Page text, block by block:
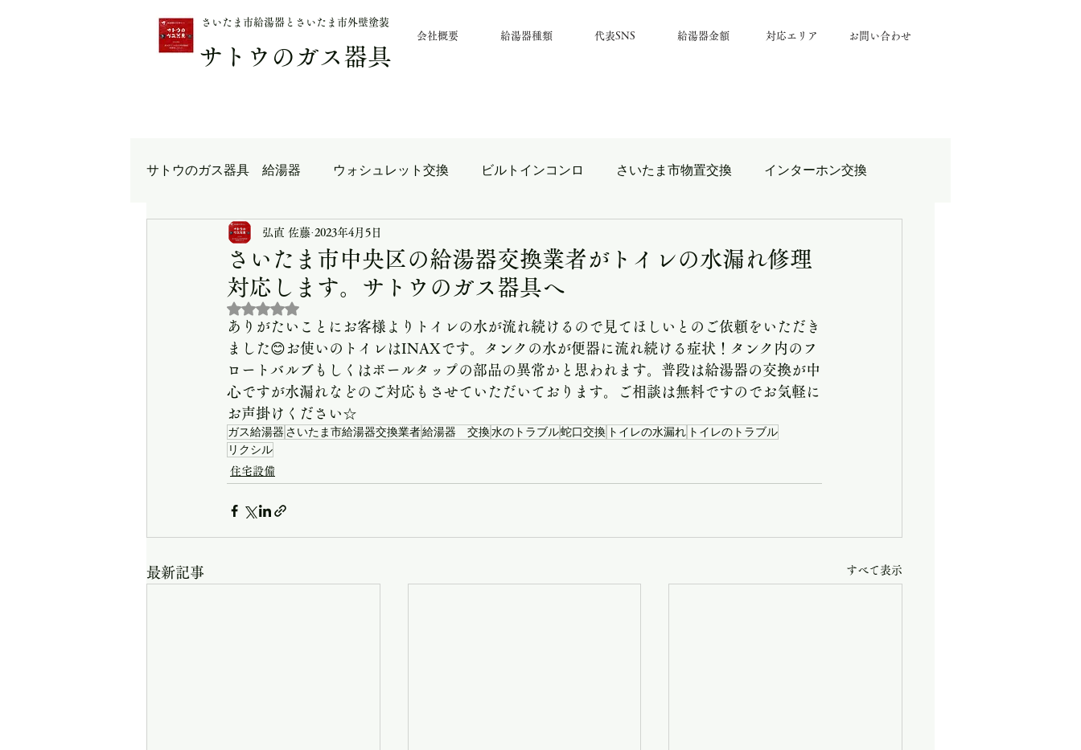
さいたま市給湯器とさいたま市外壁塗装
サトウのガス器具
会社概要 給湯器種類 代表SNS 給湯器金額 対応エリア お問い合わせ
サトウのガス器具 給湯器 ウォシュレット交換 ビルトインコンロ さいたま市物置交換 インターホン交換
さいたま市 トイレ交換 さいたま市 水栓金具交換
さいたま市電気工事 志木市 給湯器交換 浴室換気扇
上尾市 給湯器交換 北本市 給湯器交換 さいたま市 ガス給湯器 交換 蓮田市ビルトインコンロ交換
住宅設備 無題のカテゴリー 外壁塗装 レンジフード交換 給湯器交換 コンロ交換
さいたま市中央区の給湯器交換業者がトイレの水漏れ修理
対応します。サトウのガス器具へ
弘直 佐藤 2023年4月5日
5つ星のうちNaNと評価されています。
ありがたいことにお客様よりトイレの水が流れ続けるので見てほしいとのご依頼をいただき
ました😊お使いのトイレはINAXです。タンクの水が便器に流れ続ける症状！タンク内のフ
ロートバルブもしくはボールタップの部品の異常かと思われます。普段は給湯器の交換が中
心ですが水漏れなどのご対応もさせていただいております。ご相談は無料ですのでお気軽に
お声掛けください☆
ガス給湯器 さいたま市給湯器交換業者給湯器 交換水のトラブル蛇口交換 トイレの水漏れ トイレのトラブル
リクシル
住宅設備
最新記事 すべて表示